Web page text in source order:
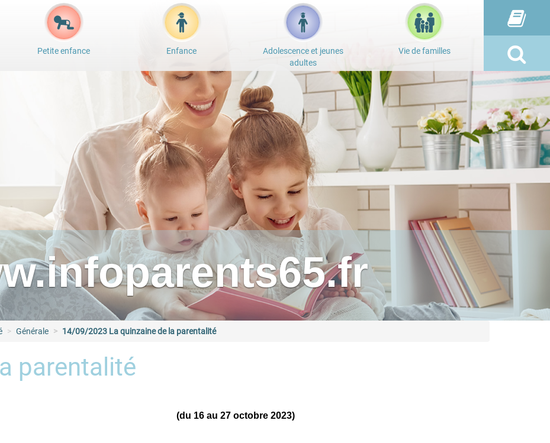
Petite enfance Enfance
Adolescence et jeunes
adultes
Vie de familles
Générale 14/09/2023 La quinzaine de la parentalité
parentalité
(du 16 au 27 octobre 2023)